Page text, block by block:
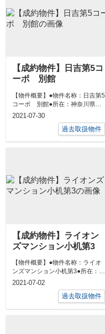
【成約物件】日吉第5コ
ーポ 別館
【物件概要】●物件名称：日吉第5
コーポ 別館●所在：神奈川県横
浜市港北区日吉本町３丁目21-5●
2021-07-30
過去取扱物件
【成約物件】ライオン
ズマンション小机第3
【物件概要】●物件名称：ライオ
ンズマンション小机第3●所在：神
奈川県横浜市港北区小机町208-
2021-07-02
過去取扱物件